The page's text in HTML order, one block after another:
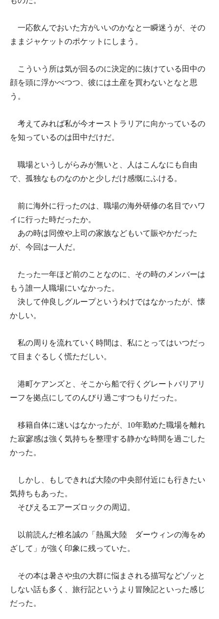
一応飲んでおいた方がいいのかなと一瞬迷うが、その
ままジャケットのポケットにしまう。
こういう所は気が回るのに決定的に抜けている田中の
顔を頭に浮かべつつ、彼には土産を買わないとなと思
う。
考えてみれば私が今オーストラリアに向かっているの
を知っているのは田中だけだ。
職場というしがらみが無いと、人はこんなにも自由
で、孤独なものなのかと少しだけ感慨にふける。
前に海外に行ったのは、職場の海外研修の名目でハワ
イに行った時だったか。
あの時は同僚や上司の家族などもいて賑やかだった
が、今回は一人だ。
たった一年ほど前のことなのに、その時のメンバーは
もう誰一人職場にいなかった。
決して仲良しグループというわけではなかったが、懐
かしい。
私の周りを流れていく時間は、私にとってはいつだっ
て目まぐるしく慌ただしい。
港町ケアンズと、そこから船で行くグレートバリアリ
ーフを拠点にしてのんびり過ごすつもりだった。
移籍自体に迷いはなかったが、10年勤めた職場を離れ
た寂寥感は強く気持ちを整理する静かな時間を過ごした
かった。
しかし、もしできれば大陸の中央部付近にも行きたい
気持ちもあった。
そびえるエアーズロックの周辺。
以前読んだ椎名誠の「熱風大陸 ダーウィンの海をめ
ざして」が強く印象に残っていた。
その本は暑さや虫の大群に悩まされる描写などゾッと
しない話も多く、旅行記というより冒険記といった感じ
だった。